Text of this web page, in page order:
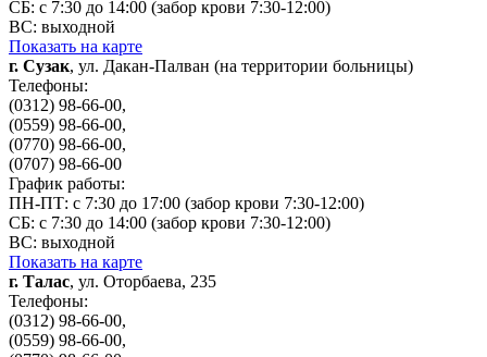
СБ: с 7:30 до 14:00 (забор крови 7:30-12:00)
ВС: выходной
Показать на карте
г. Сузак, ул. Дакан-Палван (на территории больницы)
Телефоны:
(0312) 98-66-00,
(0559) 98-66-00,
(0770) 98-66-00,
(0707) 98-66-00
График работы:
ПН-ПТ: с 7:30 до 17:00 (забор крови 7:30-12:00)
СБ: с 7:30 до 14:00 (забор крови 7:30-12:00)
ВС: выходной
Показать на карте
г. Талас, ул. Оторбаева, 235
Телефоны:
(0312) 98-66-00,
(0559) 98-66-00,